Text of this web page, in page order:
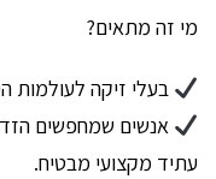
מי זה מתאים?
בעלי זיקה לעולמות
אנשים שמחפשים
עתיד מקצועי מבטיח.